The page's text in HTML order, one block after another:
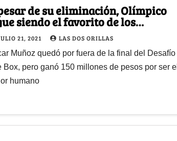
de su eliminación, Olímpico
siendo el favorito de los
21, 2021 LAS DOS ORILLAS
Muñoz quedó por fuera de la final del Desafío
Box, pero ganó 150 millones de pesos por ser el
humano